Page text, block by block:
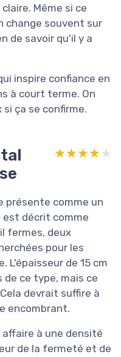
Même si ce
change souvent sur
de savoir qu'il y a
inspire confiance en
à court terme. On
ça se confirme.
★★★★★
★★★★★
présente comme un
est décrit comme
fermes, deux
pour les
L'épaisseur de 15 cm
ce type, mais ce
devrait suffire à
encombrant.
à une densité
de la fermeté et de